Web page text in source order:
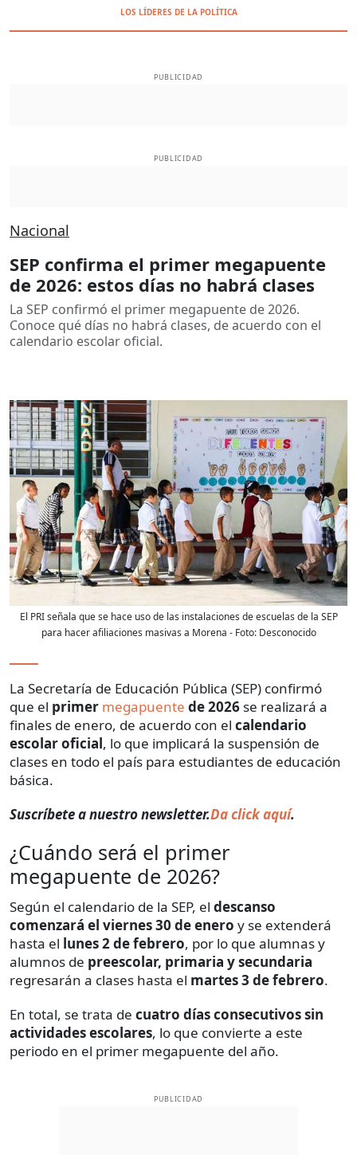
LOS LÍDERES DE LA POLÍTICA
PUBLICIDAD
PUBLICIDAD
Nacional
SEP confirma el primer megapuente
de 2026: estos días no habrá clases
La SEP confirmó el primer megapuente de 2026.
Conoce qué días no habrá clases, de acuerdo con el
calendario escolar oficial.
El PRI señala que se hace uso de las instalaciones de escuelas de la SEP
para hacer afiliaciones masivas a Morena - Foto: Desconocido
La Secretaría de Educación Pública (SEP) confirmó
que el primer megapuente de 2026 se realizará a
finales de enero, de acuerdo con el calendario
escolar oficial, lo que implicará la suspensión de
clases en todo el país para estudiantes de educación
básica.
Suscríbete a nuestro newsletter.Da click aquí.
¿Cuándo será el primer
megapuente de 2026?
Según el calendario de la SEP, el descanso
comenzará el viernes 30 de enero y se extenderá
hasta el lunes 2 de febrero, por lo que alumnas y
alumnos de preescolar, primaria y secundaria
regresarán a clases hasta el martes 3 de febrero.
En total, se trata de cuatro días consecutivos sin
actividades escolares, lo que convierte a este
periodo en el primer megapuente del año.
PUBLICIDAD